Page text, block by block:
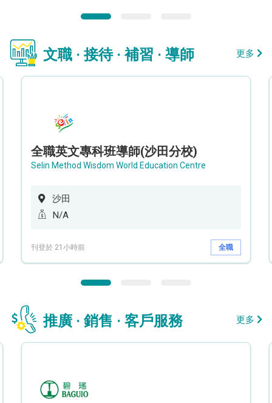
文職 · 接待 · 補習 · 導師 更多
全職英文專科班導師(沙田分校)
Selin Method Wisdom World Education Centre
沙田
N/A
刊登於 21小時前 全職
推廣 · 銷售 · 客戶服務 更多